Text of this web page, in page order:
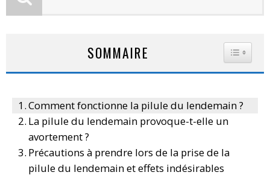
SOMMAIRE
Comment fonctionne la pilule du lendemain ?
La pilule du lendemain provoque-t-elle un
avortement ?
Précautions à prendre lors de la prise de la
pilule du lendemain et effets indésirables